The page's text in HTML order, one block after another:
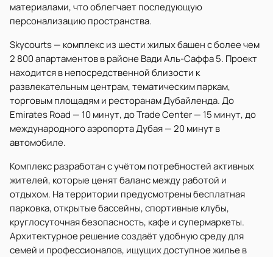
материалами, что облегчает последующую
персонализацию пространства.
Skycourts — комплекс из шести жилых башен с более чем
2 800 апартаментов в районе Вади Аль-Саффа 5. Проект
находится в непосредственной близости к
развлекательным центрам, тематическим паркам,
торговым площадям и ресторанам Дубайленда. До
Emirates Road — 10 минут, до Trade Center — 15 минут, до
международного аэропорта Дубая — 20 минут в
автомобиле.
Комплекс разработан с учётом потребностей активных
жителей, которые ценят баланс между работой и
отдыхом. На территории предусмотрены бесплатная
парковка, открытые бассейны, спортивные клубы,
круглосуточная безопасность, кафе и супермаркеты.
Архитектурное решение создаёт удобную среду для
семей и профессионалов, ищущих доступное жилье в